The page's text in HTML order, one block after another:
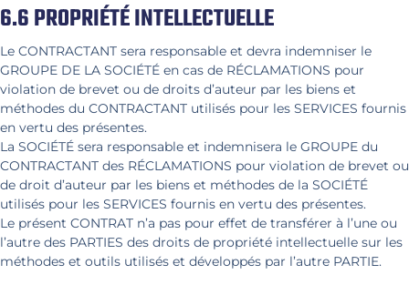
6.6 PROPRIÉTÉ INTELLECTUELLE
Le CONTRACTANT sera responsable et devra indemniser le
GROUPE DE LA SOCIÉTÉ en cas de RÉCLAMATIONS pour
violation de brevet ou de droits d’auteur par les biens et
méthodes du CONTRACTANT utilisés pour les SERVICES fournis
en vertu des présentes.
La SOCIÉTÉ sera responsable et indemnisera le GROUPE du
CONTRACTANT des RÉCLAMATIONS pour violation de brevet ou
de droit d’auteur par les biens et méthodes de la SOCIÉTÉ
utilisés pour les SERVICES fournis en vertu des présentes.
Le présent CONTRAT n’a pas pour effet de transférer à l’une ou
l’autre des PARTIES des droits de propriété intellectuelle sur les
méthodes et outils utilisés et développés par l’autre PARTIE.